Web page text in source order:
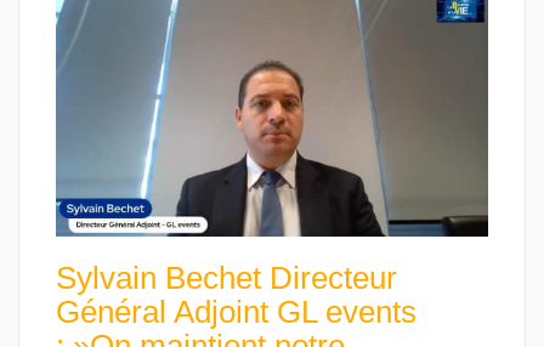
Sylvain Bechet Directeur
Général Adjoint GL events